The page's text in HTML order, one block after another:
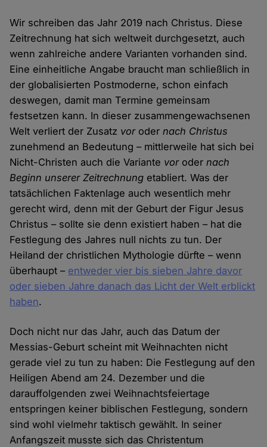
Wir schreiben das Jahr 2019 nach Christus. Diese
Zeitrechnung hat sich weltweit durchgesetzt, auch
wenn zahlreiche andere Varianten vorhanden sind.
Eine einheitliche Angabe braucht man schließlich in
der globalisierten Postmoderne, schon einfach
deswegen, damit man Termine gemeinsam
festsetzen kann. In dieser zusammengewachsenen
Welt verliert der Zusatz vorodernach Christus
zunehmend an Bedeutung – mittlerweile hat sich bei
Nicht-Christen auch die Variante vorodernach
Beginn unserer Zeitrechnung etabliert. Was der
tatsächlichen Faktenlage auch wesentlich mehr
gerecht wird, denn mit der Geburt der Figur Jesus
Christus – sollte sie denn existiert haben – hat die
Festlegung des Jahres null nichts zu tun. Der
Heiland der christlichen Mythologie dürfte – wenn
überhaupt – entweder vier bis sieben Jahre davor
oder sieben Jahre danach das Licht der Welt erblickt
haben.
Doch nicht nur das Jahr, auch das Datum der
Messias-Geburt scheint mit Weihnachten nicht
gerade viel zu tun zu haben: Die Festlegung auf den
Heiligen Abend am 24. Dezember und die
darauffolgenden zwei Weihnachtsfeiertage
entspringen keiner biblischen Festlegung, sondern
sind wohl vielmehr taktisch gewählt. In seiner
Anfangszeit musste sich das Christentum